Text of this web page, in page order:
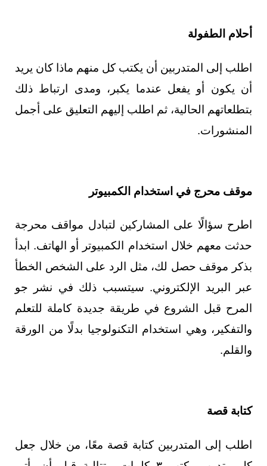
أحلام الطفولة
اطلب إلى المتدربين أن يكتب كل منهم ماذا كان يريد
أن يكون أو يفعل عندما يكبر، ومدى ارتباط ذلك
بتطلعاتهم الحالية، ثم اطلب إليهم التعليق على أجمل
المنشورات.
موقف محرج في استخدام الكمبيوتر
اطرح سؤالًا على المشاركين لتبادل مواقف محرجة
حدثت معهم خلال استخدام الكمبيوتر أو الهاتف. ابدأ
بذكر موقف حصل لك، مثل الرد على الشخص الخطأ
عبر البريد الإلكتروني. سيتسبب ذلك في نشر جو
المرح قبل الشروع في طريقة جديدة كاملة للتعلم
والتفكير، وهي استخدام التكنولوجيا بدلًا من الورقة
والقلم.
كتابة قصة
اطلب إلى المتدربين كتابة قصة معًا، من خلال جعل